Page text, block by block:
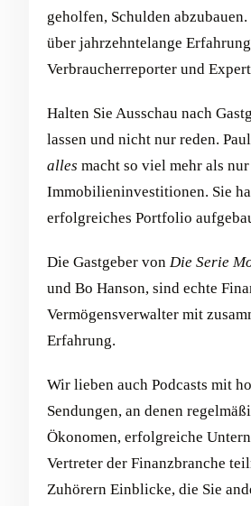
geholfen, Schulden
über jahrzehntelange
Verbraucherreporter und
Halten Sie Ausschau nach
lassen und nicht nur reden.
alles macht so viel mehr als
Immobilieninvestitionen. Sie
erfolgreiches Portfolio
Die Gastgeber von Die Serie
und Bo Hanson, sind echte
Vermögensverwalter mit
Erfahrung.
Wir lieben auch Podcasts mit
Sendungen, an denen
Ökonomen, erfolgreiche
Vertreter der Finanzbranche
Zuhörern Einblicke, die Sie